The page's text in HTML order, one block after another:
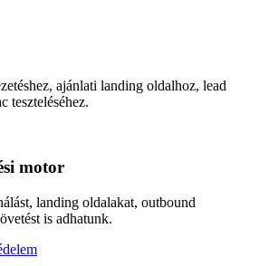
ajánlati landing oldalhoz, lead
teszteléséhez.
motor
landing oldalakat, outbound
is adhatunk.